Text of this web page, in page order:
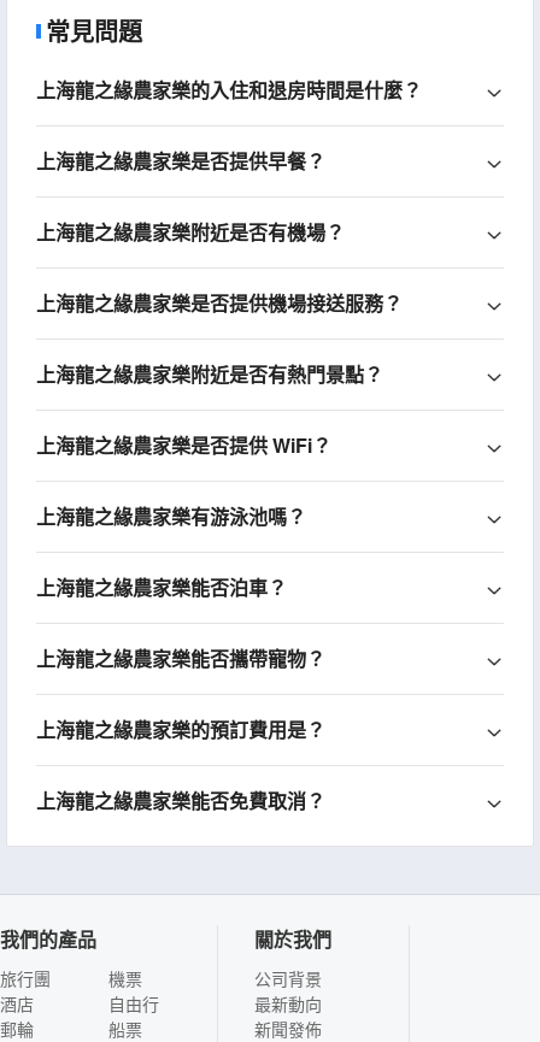
常見問題
上海龍之緣農家樂的入住和退房時間是什麼？
上海龍之緣農家樂是否提供早餐？
上海龍之緣農家樂附近是否有機場？
上海龍之緣農家樂是否提供機場接送服務？
上海龍之緣農家樂附近是否有熱門景點？
上海龍之緣農家樂是否提供 WiFi？
上海龍之緣農家樂有游泳池嗎？
上海龍之緣農家樂能否泊車？
上海龍之緣農家樂能否攜帶寵物？
上海龍之緣農家樂的預訂費用是？
上海龍之緣農家樂能否免費取消？
我們的產品
旅行團
酒店
郵輪
機票
自由行
船票
關於我們
公司背景
最新動向
新聞發佈